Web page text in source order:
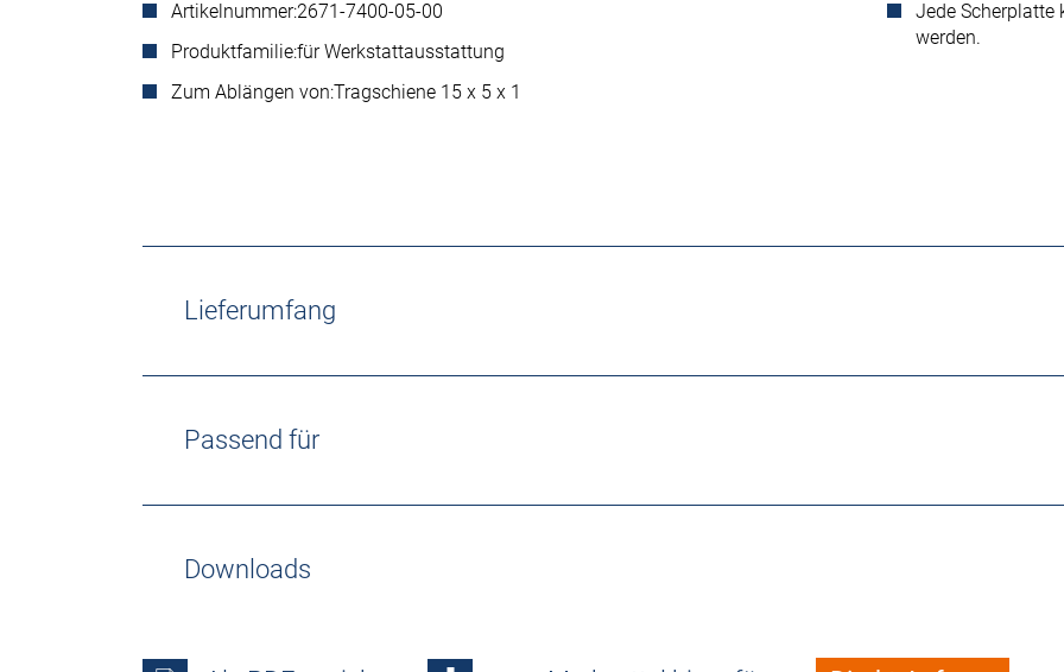
Artikelnummer:2671-7400-05-00
Produktfamilie:für Werkstattausstattung
Zum Ablängen von:Tragschiene 15 x 5 x 1
Jede Scherplatte
werden.
Lieferumfang
Passend für
Downloads